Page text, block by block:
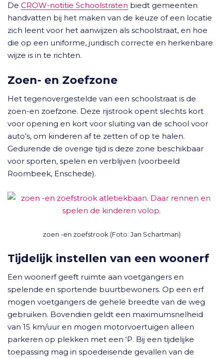
De CROW-notitie Schoolstraten biedt gemeenten
handvatten bij het maken van de keuze of een locatie
zich leent voor het aanwijzen als schoolstraat, en hoe
die op een uniforme, juridisch correcte en herkenbare
wijze is in te richten.
Zoen- en Zoefzone
Het tegenovergestelde van een schoolstraat is de
zoen-en zoefzone. Deze rijstrook opent slechts kort
voor opening en kort voor sluiting van de school voor
auto’s, om kinderen af te zetten of op te halen.
Gedurende de overige tijd is deze zone beschikbaar
voor sporten, spelen en verblijven (voorbeeld
Roombeek, Enschede).
zoen -en zoefstrook (Foto: Jan Schartman)
Tijdelijk instellen van een woonerf
Een woonerf geeft ruimte aan voetgangers en
spelende en sportende buurtbewoners. Op een erf
mogen voetgangers de gehele breedte van de weg
gebruiken. Bovendien geldt een maximumsnelheid
van 15 km/uur en mogen motorvoertuigen alleen
parkeren op plekken met een ‘P. Bij een tijdelijke
toepassing mag in spoedeisende gevallen van de